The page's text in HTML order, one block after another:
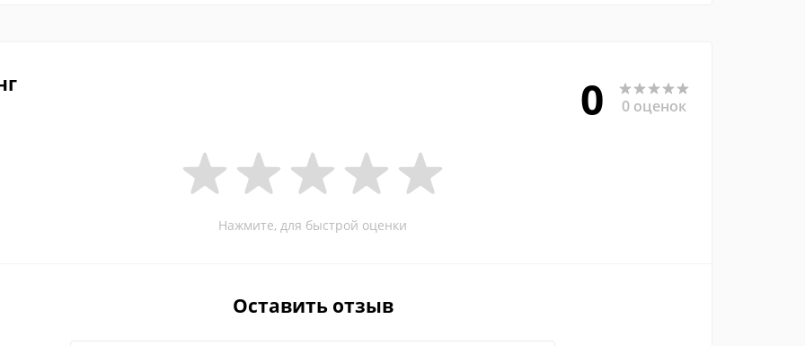
0 0 оценок
Нажмите, для быстрой оценки
Оставить отзыв